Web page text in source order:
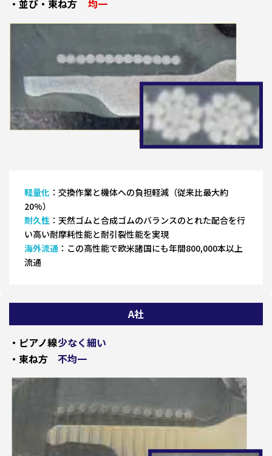
・並び・束ね方
均一
軽量化 ：交換作業と機体への負担軽減（従来比最大約
20%）
耐久性 ：天然ゴムと合成ゴムのバランスのとれた配合を行
い高い耐摩耗性能と耐引裂性能を実現
海外流通 ：この高性能で欧米諸国にも年間800,000本以上
流通
A社
・ピアノ線少なく細い
・束ね方
不均一